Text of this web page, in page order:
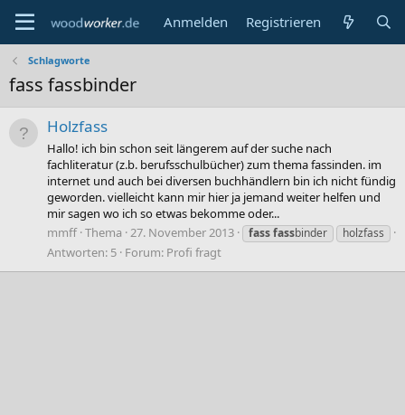
Anmelden Registrieren
Schlagworte
fass fassbinder
Holzfass
Hallo! ich bin schon seit längerem auf der suche nach
fachliteratur (z.b. berufsschulbücher) zum thema fassinden. im
internet und auch bei diversen buchhändlern bin ich nicht fündig
geworden. vielleicht kann mir hier ja jemand weiter helfen und
mir sagen wo ich so etwas bekomme oder...
mmff Thema 27. November 2013 fassfassbinder holzfass
Antworten: 5 Forum: Profi fragt